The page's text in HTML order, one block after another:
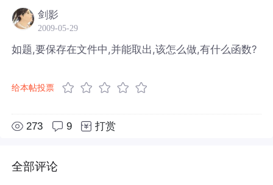
剑影
2009-05-29
如题,要保存在文件中,并能取出,该怎么做,有什么函数?
给本帖投票
273 9 打赏
全部评论